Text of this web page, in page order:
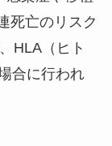
死亡のリスク
HLA（ヒト
合に行われ